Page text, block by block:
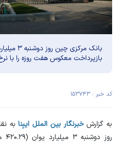
بازپرداخت معکوس هفت روزه را با نرخ بهره ۱.۹ درصد
کد خبر : ۱۵۳۷۴۳
به گزارشخبرنگار بین الملل ایبِنابه